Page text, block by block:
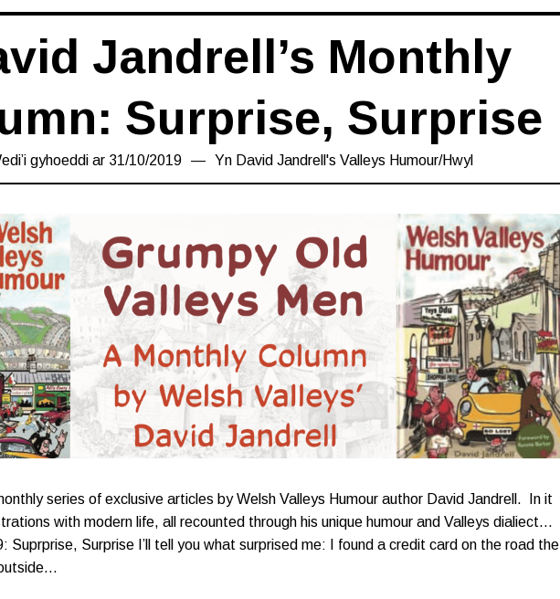
Jandrell’s Monthly
Surprise, Surprise
gyhoeddi ar 31/10/2019 31/10/2019
Yn David Jandrell's Valleys Humour/Hwyl
series of exclusive articles by Welsh Valleys Humour author David Jandrell. In it
with modern life, all recounted through his unique humour and Valleys dialiect…
Suprprise, Surprise I’ll tell you what surprised me: I found a credit card on the road the